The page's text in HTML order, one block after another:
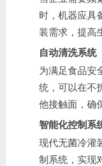
时，机器应具
装需求，提高
自动清洗系统
为满足食品安
统，可以在不
他接触面，确
智能化控制系
现代无菌冷灌
制系统，实现